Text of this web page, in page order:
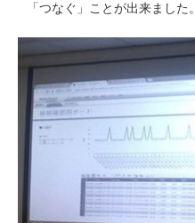
「つなぐ」ことが出来ました。